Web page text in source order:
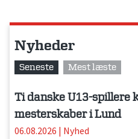
Nyheder
Seneste Mest læste
Ti danske U13-spillere
mesterskaber i Lund
06.08.2026 | Nyhed